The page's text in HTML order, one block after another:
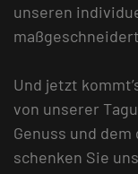
unseren
Und jetzt
von unserer
Genuss und dem
schenken Sie